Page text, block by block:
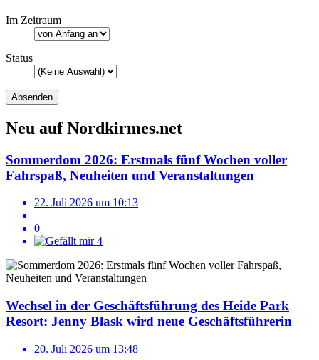
Im Zeitraum
Status
Neu auf Nordkirmes.net
Sommerdom 2026: Erstmals fünf Wochen voller
Fahrspaß, Neuheiten und Veranstaltungen
22. Juli 2026 um 10:13
0
4
Wechsel in der Geschäftsführung des Heide Park
Resort: Jenny Blask wird neue Geschäftsführerin
20. Juli 2026 um 13:48